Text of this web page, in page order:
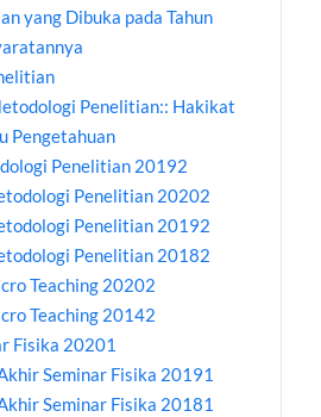
yang Dibuka pada Tahun
Penelitian:: Hakikat
Pengetahuan
Penelitian 20192
Penelitian 20202
Penelitian 20192
Penelitian 20182
Teaching 20202
Teaching 20142
Fisika 20201
Seminar Fisika 20191
Seminar Fisika 20181